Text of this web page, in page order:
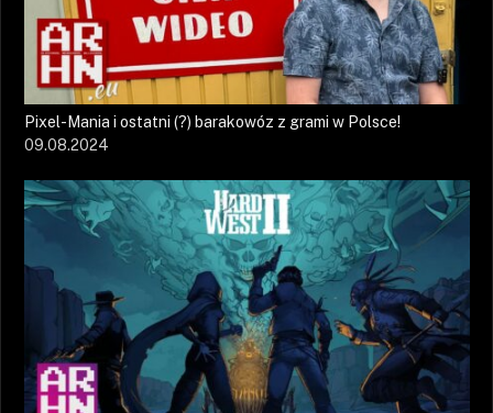
Pixel-Mania i ostatni (?) barakowóz z grami w Polsce!
09.08.2024